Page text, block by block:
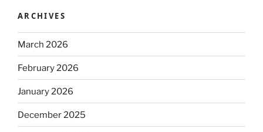
ARCHIVES
March 2026
February 2026
January 2026
December 2025